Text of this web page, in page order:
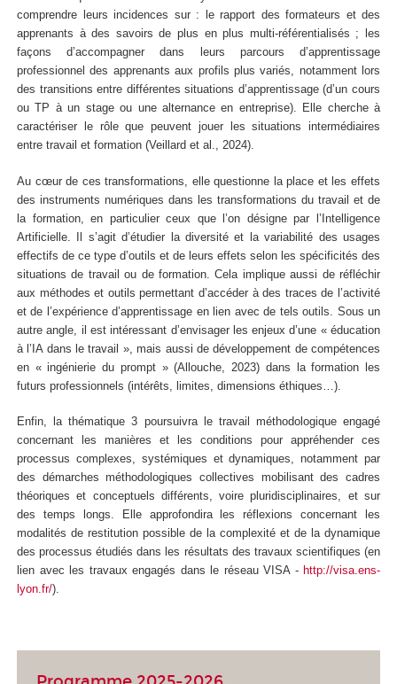
comprendre leurs incidences sur : le rapport des formateurs et des
apprenants à des savoirs de plus en plus multi-référentialisés ; les
façons d’accompagner dans leurs parcours d’apprentissage
professionnel des apprenants aux profils plus variés, notamment lors
des transitions entre différentes situations d’apprentissage (d’un cours
ou TP à un stage ou une alternance en entreprise). Elle cherche à
caractériser le rôle que peuvent jouer les situations intermédiaires
entre travail et formation (Veillard et al., 2024).
Au cœur de ces transformations, elle questionne la place et les effets
des instruments numériques dans les transformations du travail et de
la formation, en particulier ceux que l’on désigne par l’Intelligence
Artificielle. Il s’agit d’étudier la diversité et la variabilité des usages
effectifs de ce type d’outils et de leurs effets selon les spécificités des
situations de travail ou de formation. Cela implique aussi de réfléchir
aux méthodes et outils permettant d’accéder à des traces de l’activité
et de l’expérience d’apprentissage en lien avec de tels outils. Sous un
autre angle, il est intéressant d’envisager les enjeux d’une « éducation
à l’IA dans le travail », mais aussi de développement de compétences
en « ingénierie du prompt » (Allouche, 2023) dans la formation les
futurs professionnels (intérêts, limites, dimensions éthiques…).
Enfin, la thématique 3 poursuivra le travail méthodologique engagé
concernant les manières et les conditions pour appréhender ces
processus complexes, systémiques et dynamiques, notamment par
des démarches méthodologiques collectives mobilisant des cadres
théoriques et conceptuels différents, voire pluridisciplinaires, et sur
des temps longs. Elle approfondira les réflexions concernant les
modalités de restitution possible de la complexité et de la dynamique
des processus étudiés dans les résultats des travaux scientifiques (en
lien avec les travaux engagés dans le réseau VISA - http://visa.ens-
lyon.fr/).